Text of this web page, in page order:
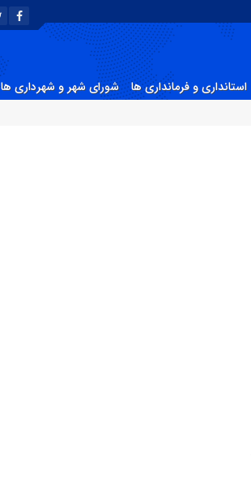
استانداری و فرمانداری ها شورای شهر و شهرداری ها